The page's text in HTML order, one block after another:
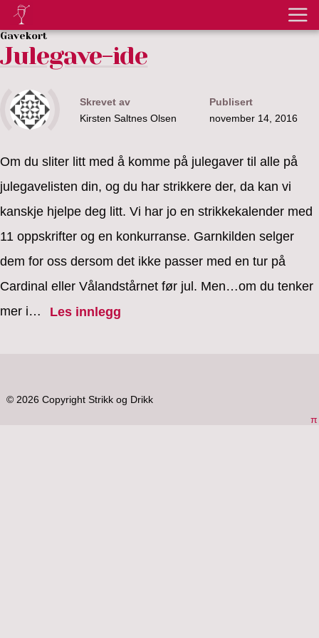
Gavekort
Julegave-ide
Skrevet av
Kirsten Saltnes Olsen
Publisert
november 14, 2016
Om du sliter litt med å komme på julegaver til alle på
julegavelisten din, og du har strikkere der, da kan vi
kanskje hjelpe deg litt. Vi har jo en strikkekalender med
11 oppskrifter og en konkurranse. Garnkilden selger
dem for oss dersom det ikke passer med en tur på
Cardinal eller Vålandstårnet før jul. Men…om du tenker
mer i…
Les innlegg
© 2026 Copyright Strikk og Drikk
π